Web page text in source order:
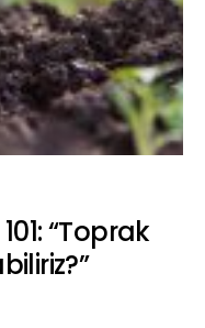
“Toprak